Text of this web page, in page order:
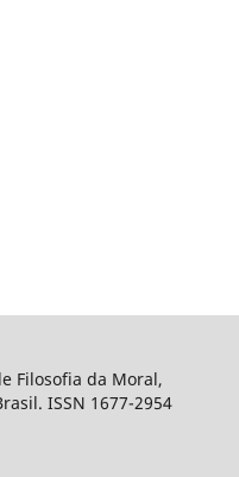
Filosofia da Moral,
ISSN 1677-2954